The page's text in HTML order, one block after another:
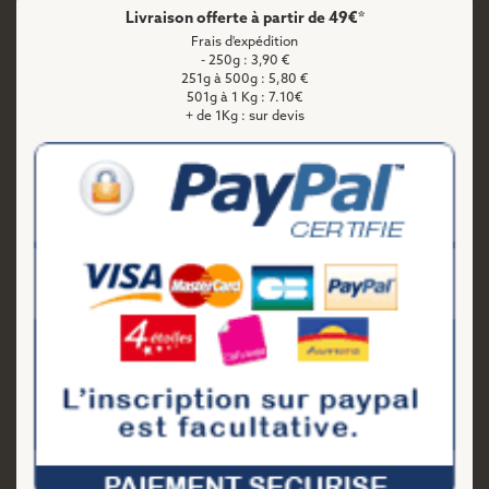
Livraison offerte à partir de 49€*
Frais d'expédition
- 250g : 3,90 €
251g à 500g : 5,80 €
501g à 1 Kg : 7.10€
+ de 1Kg : sur devis